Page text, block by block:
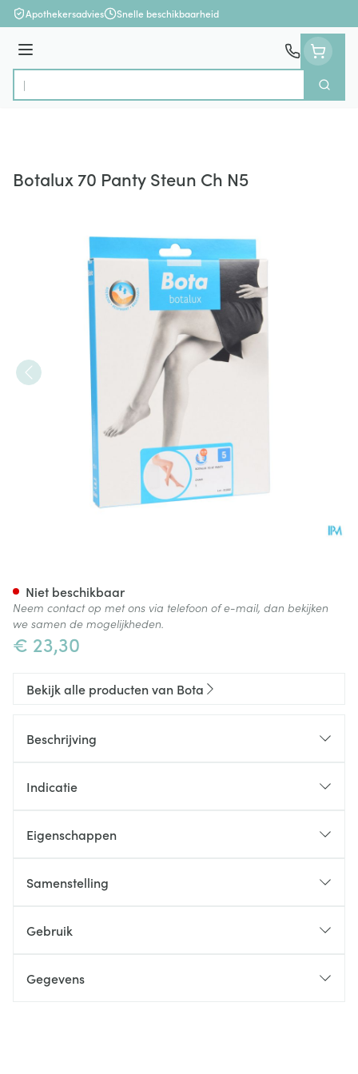
Ga naar de inhoud
Apothekersadvies Snelle beschikbaarheid
Menu
Product, merk, categorie...
Zoek
Botalux 70 Panty Steun Ch N5
€ 23,30
Niet beschikbaar
Neem contact op met ons via telefoon of e-mail, dan bekijken
we samen de mogelijkheden.
Bekijk alle producten van Bota
Beschrijving
Indicatie
Eigenschappen
Samenstelling
Gebruik
Gegevens